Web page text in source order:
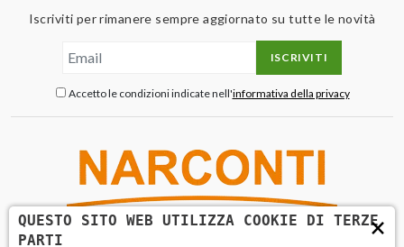
Iscriviti per rimanere sempre aggiornato su tutte le novità
ISCRIVITI
Accetto le condizioni indicate nell'informativa della privacy
×
QUESTO SITO WEB UTILIZZA COOKIE DI TERZE
PARTI